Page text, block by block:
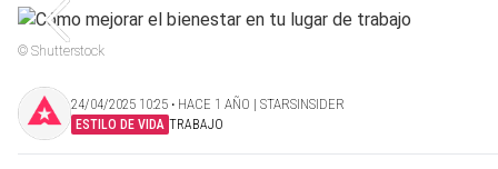
© Shutterstock
24/04/2025 10:25 ‧ HACE 1 AÑO | STARSINSIDER
ESTILO DE VIDA TRABAJO